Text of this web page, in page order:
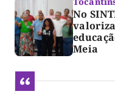
No
Meia